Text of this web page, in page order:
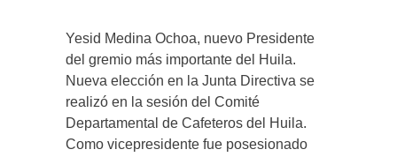
Yesid Medina Ochoa, nuevo Presidente
del gremio más importante del Huila.
Nueva elección en la Junta Directiva se
realizó en la sesión del Comité
Departamental de Cafeteros del Huila.
Como vicepresidente fue posesionado